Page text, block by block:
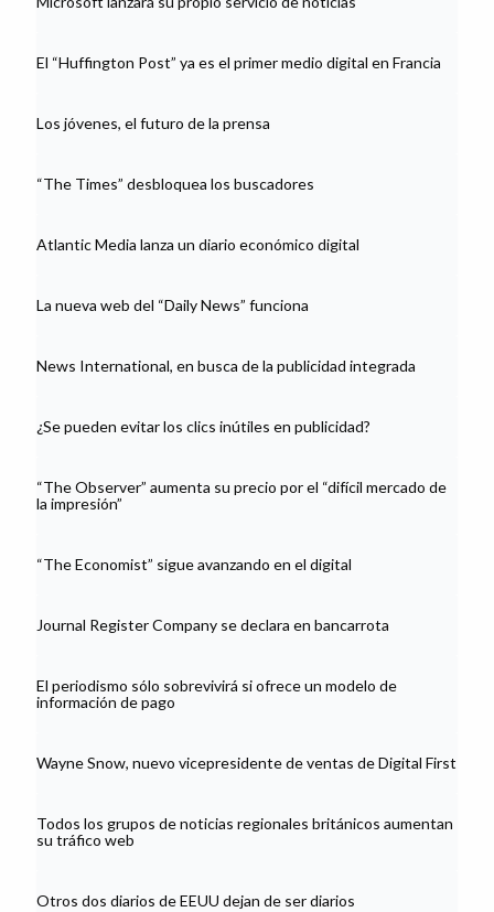
El “Huffington Post” ya es el primer medio digital en Francia
Los jóvenes, el futuro de la prensa
“The Times” desbloquea los buscadores
Atlantic Media lanza un diario económico digital
La nueva web del “Daily News” funciona
News International, en busca de la publicidad integrada
¿Se pueden evitar los clics inútiles en publicidad?
“The Observer” aumenta su precio por el “difícil mercado de
la impresión”
“The Economist” sigue avanzando en el digital
Journal Register Company se declara en bancarrota
El periodismo sólo sobrevivirá si ofrece un modelo de
información de pago
Wayne Snow, nuevo vicepresidente de ventas de Digital First
Todos los grupos de noticias regionales británicos aumentan
su tráfico web
Otros dos diarios de EEUU dejan de ser diarios